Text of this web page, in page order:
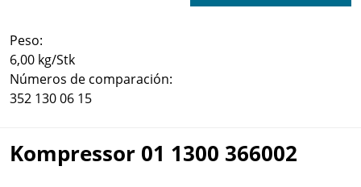
Peso:
6,00 kg/Stk
Números de comparación:
352 130 06 15
Kompressor 01 1300 366002